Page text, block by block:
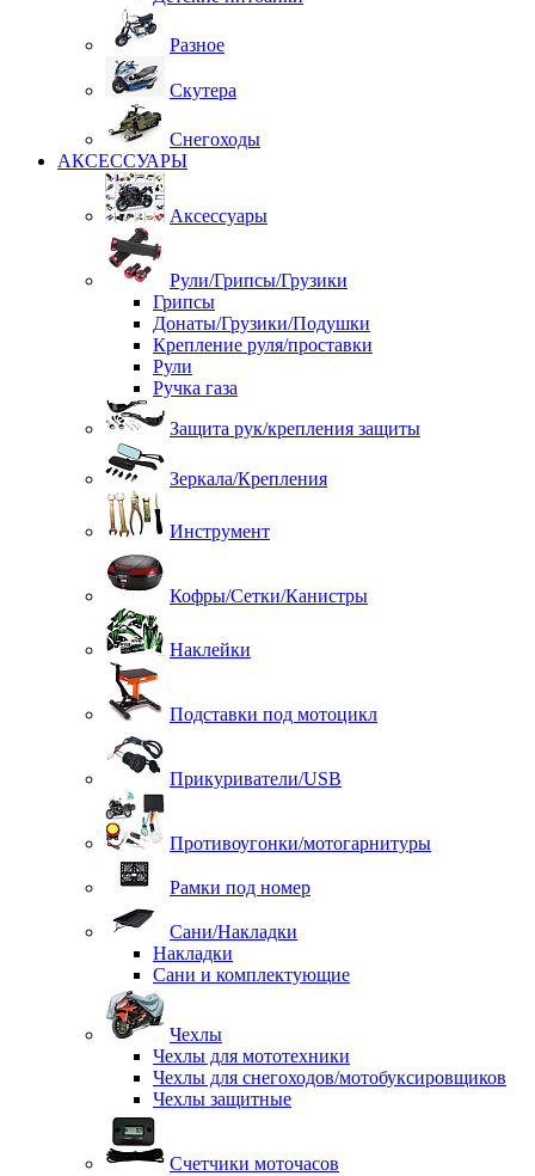
Разное
Скутера
Снегоходы
АКСЕССУАРЫ
Аксессуары
Рули/Грипсы/Грузики
Грипсы
Донаты/Грузики/Подушки
Крепление руля/проставки
Рули
Ручка газа
Защита рук/крепления защиты
Зеркала/Крепления
Инструмент
Кофры/Сетки/Канистры
Наклейки
Подставки под мотоцикл
Прикуриватели/USB
Противоугонки/мотогарнитуры
Рамки под номер
Сани/Накладки
Накладки
Сани и комплектующие
Чехлы
Чехлы для мототехники
Чехлы для снегоходов/мотобуксировщиков
Чехлы защитные
Счетчики моточасов